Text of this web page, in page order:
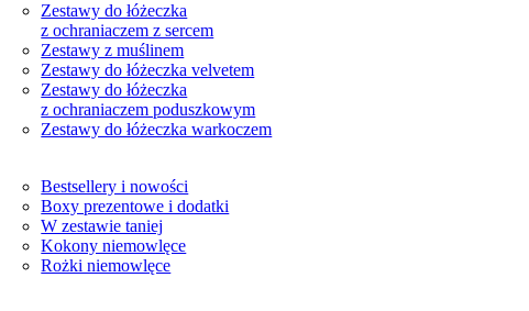
Zestawy do łóżeczka
z ochraniaczem z sercem
Zestawy z muślinem
Zestawy do łóżeczka velvetem
Zestawy do łóżeczka
z ochraniaczem poduszkowym
Zestawy do łóżeczka warkoczem
Bestsellery i nowości
Boxy prezentowe i dodatki
W zestawie taniej
Kokony niemowlęce
Rożki niemowlęce